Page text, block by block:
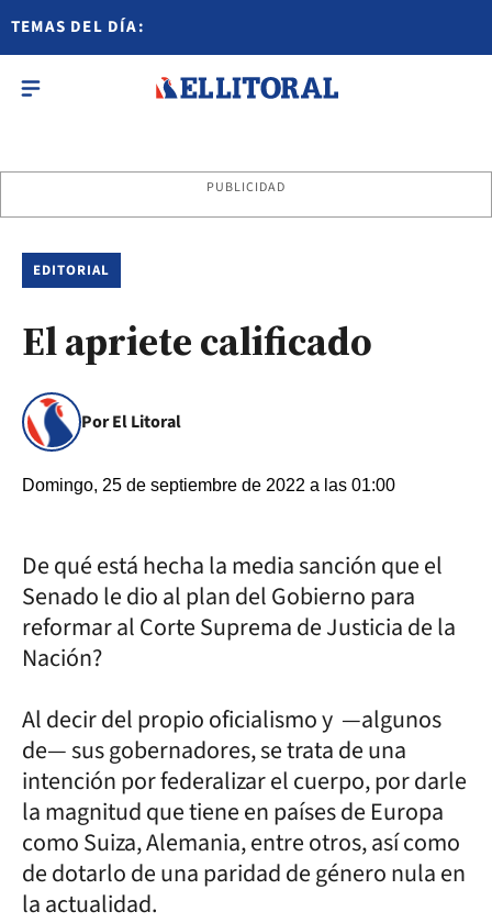
TEMAS DEL DÍA:
PUBLICIDAD
EDITORIAL
El apriete calificado
Por El Litoral
Domingo, 25 de septiembre de 2022 a las 01:00
De qué está hecha la media sanción que el
Senado le dio al plan del Gobierno para
reformar al Corte Suprema de Justicia de la
Nación?
Al decir del propio oficialismo y —algunos
de— sus gobernadores, se trata de una
intención por federalizar el cuerpo, por darle
la magnitud que tiene en países de Europa
como Suiza, Alemania, entre otros, así como
de dotarlo de una paridad de género nula en
la actualidad.